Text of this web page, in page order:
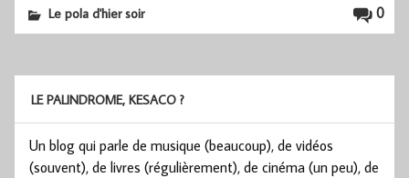
0
Le pola d'hier soir
LE PALINDROME, KESACO ?
Un blog qui parle de musique (beaucoup), de vidéos
(souvent), de livres (régulièrement), de cinéma (un peu), de